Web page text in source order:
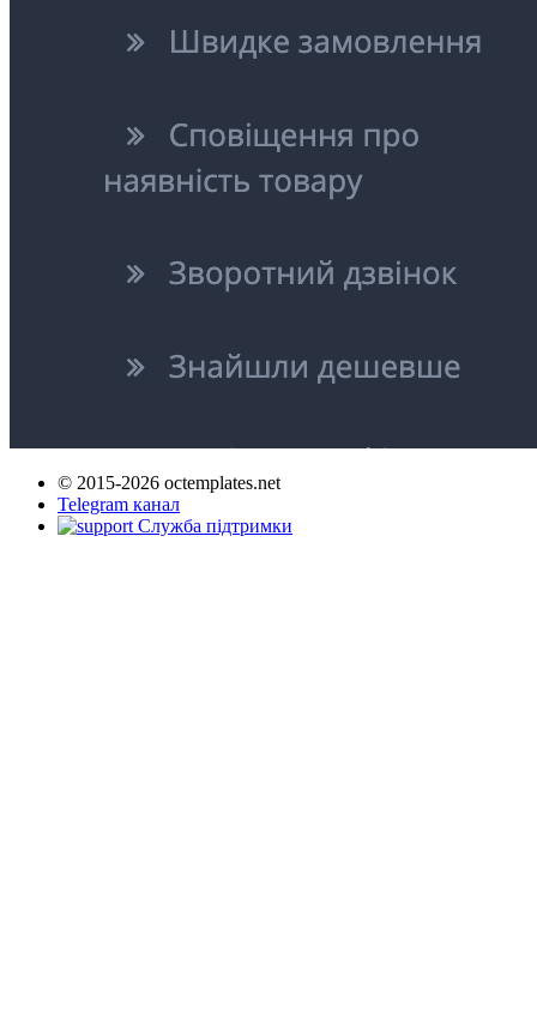
© 2015-2026 octemplates.net
Telegram канал
Служба підтримки